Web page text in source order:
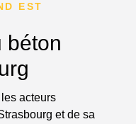
EST
béton
acteurs
et de sa